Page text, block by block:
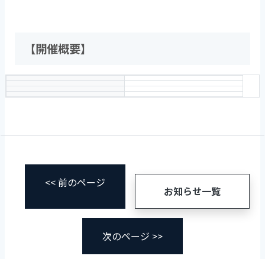
【開催概要】
<< 前のページ
お知らせ一覧
次のページ >>